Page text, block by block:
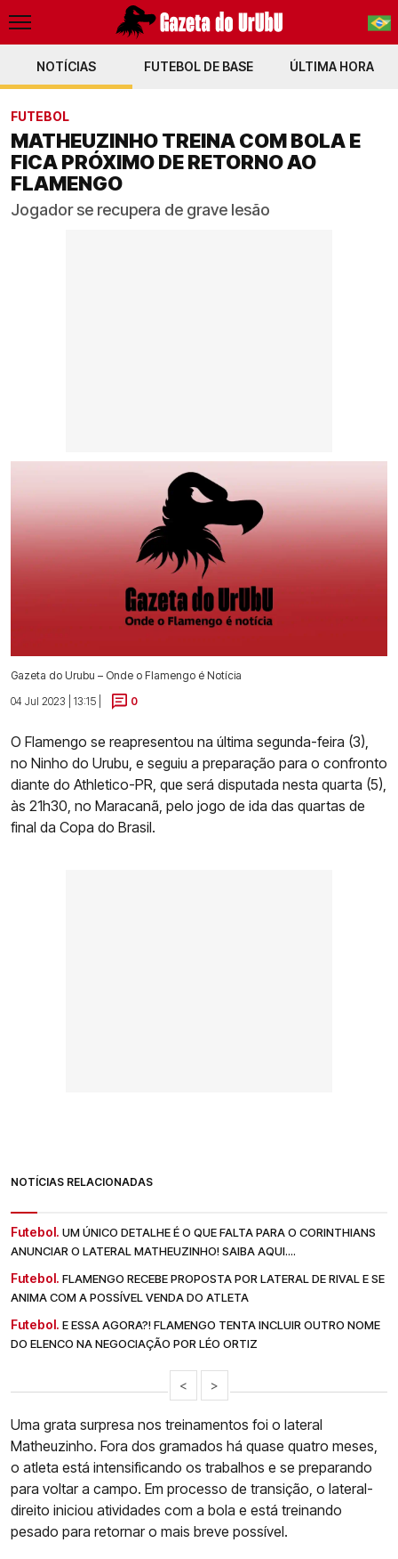
PT-BR
NOTÍCIAS FUTEBOL DE BASE ÚLTIMA HORA
FUTEBOL
MATHEUZINHO TREINA COM BOLA E
FICA PRÓXIMO DE RETORNO AO
FLAMENGO
Jogador se recupera de grave lesão
Gazeta do Urubu – Onde o Flamengo é Notícia
04 Jul 2023 | 13:15 |
0
O Flamengo se reapresentou na última segunda-feira (3),
no Ninho do Urubu, e seguiu a preparação para o confronto
diante do Athletico-PR, que será disputada nesta quarta (5),
às 21h30, no Maracanã, pelo jogo de ida das quartas de
final da Copa do Brasil.
NOTÍCIAS RELACIONADAS
Futebol. UM ÚNICO DETALHE É O QUE FALTA PARA O CORINTHIANS
ANUNCIAR O LATERAL MATHEUZINHO! SAIBA AQUI....
Futebol. FLAMENGO RECEBE PROPOSTA POR LATERAL DE RIVAL E SE
ANIMA COM A POSSÍVEL VENDA DO ATLETA
Futebol. E ESSA AGORA?! FLAMENGO TENTA INCLUIR OUTRO NOME
DO ELENCO NA NEGOCIAÇÃO POR LÉO ORTIZ
< >
Uma grata surpresa nos treinamentos foi o lateral
Matheuzinho. Fora dos gramados há quase quatro meses,
o atleta está intensificando os trabalhos e se preparando
para voltar a campo. Em processo de transição, o lateral-
direito iniciou atividades com a bola e está treinando
pesado para retornar o mais breve possível.